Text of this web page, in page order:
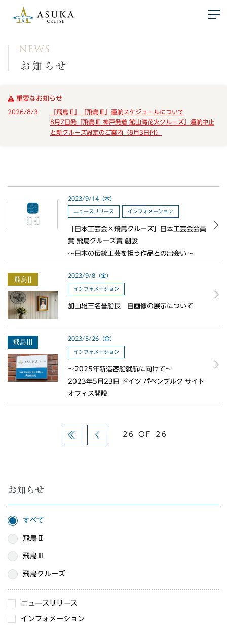
NEWS
お知らせ
重要なお知らせ
2026/8/3 「飛鳥Ⅱ」「飛鳥Ⅲ」運航スケジュールについて
8月7日発「飛鳥Ⅲ 神戸発着 館山湾花火クルーズ」運航中止
と新クルーズ設定のご案内（8月3日付）
お知らせ
すべて
飛鳥Ⅱ
飛鳥Ⅲ
飛鳥クルーズ
ニュースリリース
インフォメーション
2023/9/14（木）
ニュースリリース インフォメーション
「日本工芸会×飛鳥クルーズ」日本工芸会会員
賞 飛鳥クルーズ賞 創設
～日本の伝統工芸を担う作品との出会い～
2023/9/8（金）
インフォメーション
加山雄三名誉船長 自画像の展示について
2023/5/26（金）
インフォメーション
～2025年新造客船就航に向けて～
2023年5月23日 ドイツ パペンブルク サイト
オフィス開設
26 OF 26